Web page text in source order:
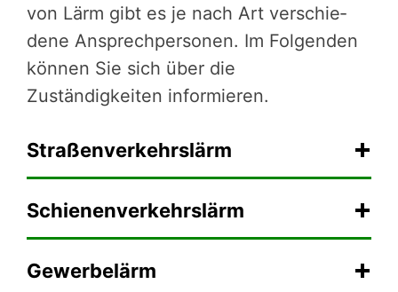
von Lärm gibt es je nach Art verschie­
dene Ansprech­personen. Im Folgenden
können Sie sich über die
Zuständigkeiten informieren.
Straßenverkehrslärm
Schienenverkehrslärm
Gewerbelärm